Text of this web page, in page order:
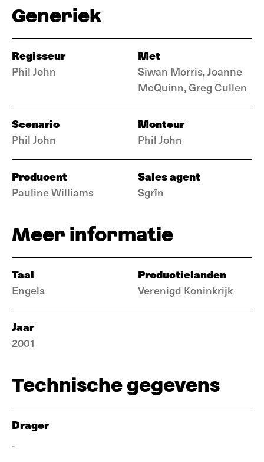
Generiek
Regisseur
Phil John
Met
Siwan Morris, Joanne
McQuinn, Greg Cullen
Scenario
Phil John
Monteur
Phil John
Producent
Pauline Williams
Sales agent
Sgrîn
Meer informatie
Taal
Engels
Productielanden
Verenigd Koninkrijk
Jaar
2001
Technische gegevens
Drager
-